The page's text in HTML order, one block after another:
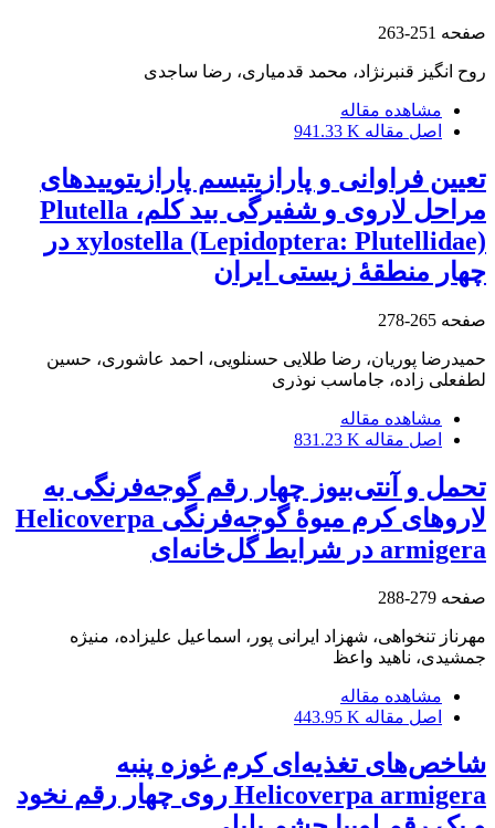
صفحه 251-263
روح انگیز قنبرنژاد، محمد قدمیاری، رضا ساجدی
مشاهده مقاله
اصل مقاله 941.33 K
تعیین فراوانی و پارازیتیسم پارازیتوییدهای
مراحل لاروی و شفیرگی بید کلم، Plutella
xylostella (Lepidoptera: Plutellidae) در
چهار منطقۀ زیستی ایران
صفحه 265-278
حمیدرضا پوریان، رضا طلایی حسنلویی، احمد عاشوری، حسین
لطفعلی زاده، جاماسب نوذری
مشاهده مقاله
اصل مقاله 831.23 K
تحمل و آنتی‌بیوز چهار رقم گوجه‌فرنگی به
لاروهای کرم میوۀ گوجه‌فرنگی Helicoverpa
armigera در شرایط گل‌خانه‌ای
صفحه 279-288
مهرناز تنخواهی، شهزاد ایرانی پور، اسماعیل علیزاده، منیژه
جمشیدی، ناهید واعظ
مشاهده مقاله
اصل مقاله 443.95 K
شاخص‌های تغذیه‌ای کرم غوزه پنبه
Helicoverpa armigera روی چهار رقم نخود